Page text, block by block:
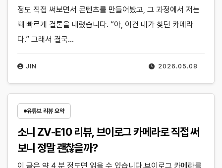
2026.05.08
JIN
정도 직접 써보면서 콘텐츠를 만들어봤고, 그 과정에서 저는
꽤 빠르게 결론을 내렸습니다. “아, 이건 내가 찾던 카메라
다.” 그래서 결국…
유튜브 리뷰 요약
소니 ZV-E10 리뷰, 브이로그 카메라로 직접 써
보니 정말 괜찮을까?
이 글은 약 4 분 정도면 읽을 수 있습니다.브이로그 카메라를